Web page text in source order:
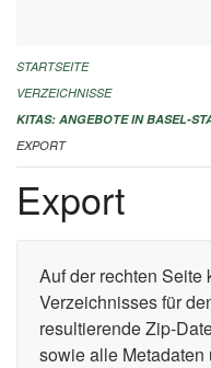
ALLGEMEINE
IMPRESSUM
STARTSEITE
VERZEICHNISSE
KITAS: ANGEBOTE IN BASEL-
EXPORT
Export
Auf der rechten
Verzeichnisses für
resultierende Zip-
sowie alle